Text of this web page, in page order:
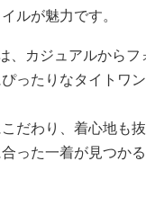
ルが魅力です。
、カジュアルからフ
ったりなタイトワ
だわり、着心地も抜
った一着が見つか